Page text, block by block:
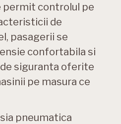
permit controlul pe
de
pasagerii se
confortabila si
siguranta oferite
pe masura ce
pneumatica